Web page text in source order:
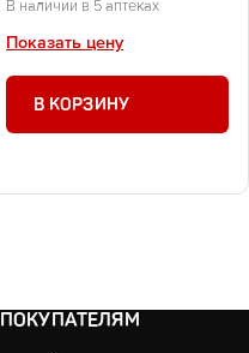
В наличии в 5 аптеках
Показать цену
В КОРЗИНУ
ПОКУПАТЕЛЯМ